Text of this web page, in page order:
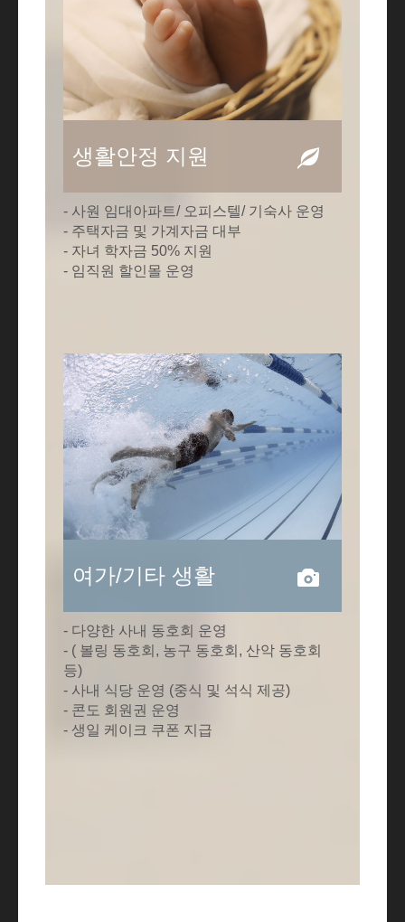
생활안정 지원
- 사원 임대아파트/ 오피스텔/ 기숙사 운영
- 주택자금 및 가계자금 대부
- 자녀 학자금 50% 지원
- 임직원 할인몰 운영
여가/기타 생활
- 다양한 사내 동호회 운영
- ( 볼링 동호회, 농구 동호회, 산악 동호회
등)
- 사내 식당 운영 (중식 및 석식 제공)
- 콘도 회원권 운영
- 생일 케이크 쿠폰 지급